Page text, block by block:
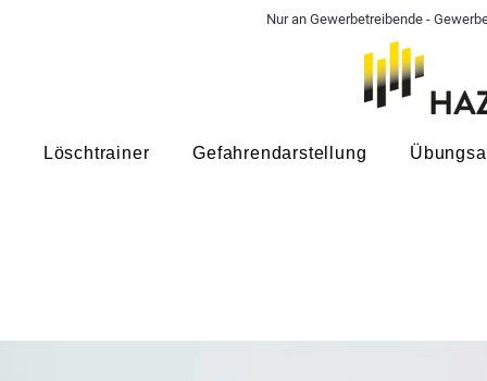
Nur an Gewerbetreibende -
Löschtrainer Gefahrendarstellung